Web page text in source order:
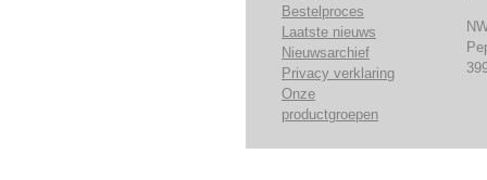
Bestelproces
Laatste nieuws
Nieuwsarchief
Privacy verklaring
Onze
productgroepen